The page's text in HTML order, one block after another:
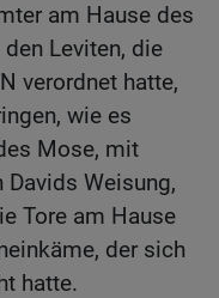
am Hause des
Leviten, die
verordnet hatte,
wie es
Mose, mit
Davids Weisung,
Tore am Hause
der sich
hatte.